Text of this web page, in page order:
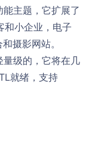
主题，它扩展了
和小企业，电子
摄影网站。
级的，它将在几
就绪，支持